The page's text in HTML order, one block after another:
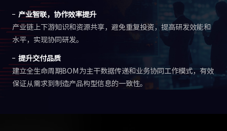
产业智联，协作效率提升
产业链上下游知识和资源共享，避免重复投资，提高研发效能和
水平，实现协同研发。
提升交付品质
建立全生命周期BOM为主干数据传递和业务协同工作模式，有效
保证从需求到制造产品构型信息的一致性。